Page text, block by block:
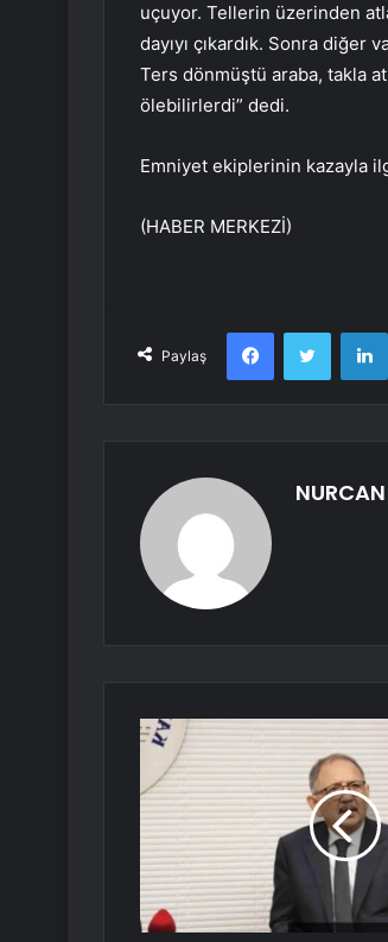
uçuyor. Tellerin üzerinden
dayıyı çıkardık. Sonra
Ters dönmüştü araba, takla
ölebilirlerdi” dedi.
Emniyet ekiplerinin kazayla
(HABER MERKEZİ)
Paylaş
FacebookTwitter